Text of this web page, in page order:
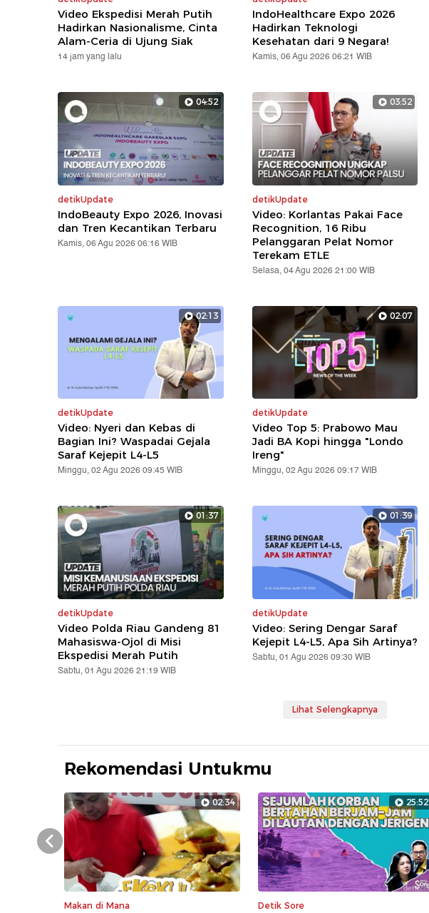
Video Ekspedisi Merah Putih
Hadirkan Nasionalisme, Cinta
Alam-Ceria di Ujung Siak
14 jam yang lalu
IndoHealthcare Expo 2026
Hadirkan Teknologi
Kesehatan dari 9 Negara!
Kamis, 06 Agu 2026 06:21 WIB
04:52
detikUpdate
IndoBeauty Expo 2026, Inovasi
dan Tren Kecantikan Terbaru
Kamis, 06 Agu 2026 06:16 WIB
03:52
detikUpdate
Video: Korlantas Pakai Face
Recognition, 16 Ribu
Pelanggaran Pelat Nomor
Terekam ETLE
Selasa, 04 Agu 2026 21:00 WIB
02:13
detikUpdate
Video: Nyeri dan Kebas di
Bagian Ini? Waspadai Gejala
Saraf Kejepit L4-L5
Minggu, 02 Agu 2026 09:45 WIB
02:07
detikUpdate
Video Top 5: Prabowo Mau
Jadi BA Kopi hingga "Londo
Ireng"
Minggu, 02 Agu 2026 09:17 WIB
01:37
detikUpdate
Video Polda Riau Gandeng 81
Mahasiswa-Ojol di Misi
Ekspedisi Merah Putih
Sabtu, 01 Agu 2026 21:19 WIB
01:39
detikUpdate
Video: Sering Dengar Saraf
Kejepit L4-L5, Apa Sih Artinya?
Sabtu, 01 Agu 2026 09:30 WIB
Lihat Selengkapnya
Rekomendasi Untukmu
02:34
Makan di Mana
25:52
Detik Sore
Prev